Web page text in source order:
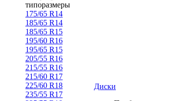
типоразмеры
175/65 R14
185/65 R14
185/65 R15
195/60 R16
195/65 R15
205/55 R16
215/55 R16
215/60 R17
225/60 R18
235/55 R17
Диски